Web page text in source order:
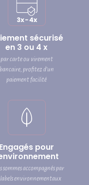
sécurisé
en 3 ou 4 x
par carte ou virement
bancaire, profitez d’un
paiement facilité
Engagés pour
sommes accompagnés par
labels environnementaux